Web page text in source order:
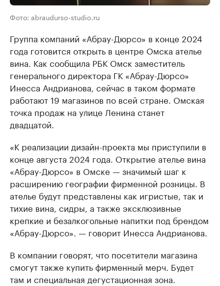
Фото: abraudurso-studio.ru
Группа компаний «Абрау-Дюрсо» в конце 2024
года готовится открыть в центре Омска ателье
вина. Как сообщила РБК Омск заместитель
генерального директора ГК «Абрау-Дюрсо»
Инесса Андрианова, сейчас в таком формате
работают 19 магазинов по всей стране. Омская
точка продаж на улице Ленина станет
двадцатой.
«К реализации дизайн-проекта мы приступили в
конце августа 2024 года. Открытие ателье вина
«Абрау-Дюрсо» в Омске — значимый шаг к
расширению географии фирменной розницы. В
ателье будут представлены как игристые, так и
тихие вина, сидры, а также эксклюзивные
крепкие и безалкогольные напитки под брендом
«Абрау-Дюрсо». — говорит Инесса Андрианова.
В компании говорят, что посетители магазина
смогут также купить фирменный мерч. Будет
там и специальная дегустационная зона.